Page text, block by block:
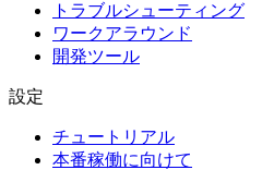
トラブルシューティング
ワークアラウンド
開発ツール
設定
チュートリアル
本番稼働に向けて